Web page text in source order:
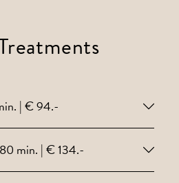
| € 94.-
min. | € 134.-